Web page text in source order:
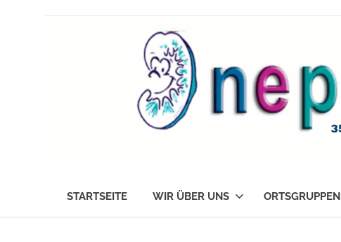
nephrokids
Nordrhein-
Westafalen
STARTSEITE WIR ÜBER UNS ORTSGRUPPEN